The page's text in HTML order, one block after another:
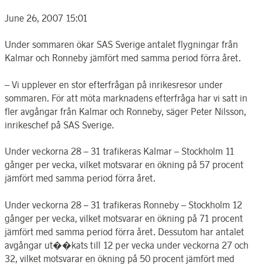
June 26, 2007 15:01
Under sommaren ökar SAS Sverige antalet flygningar från
Kalmar och Ronneby jämfört med samma period förra året.
– Vi upplever en stor efterfrågan på inrikesresor under
sommaren. För att möta marknadens efterfråga har vi satt in
fler avgångar från Kalmar och Ronneby, säger Peter Nilsson,
inrikeschef på SAS Sverige.
Under veckorna 28 – 31 trafikeras Kalmar – Stockholm 11
gånger per vecka, vilket motsvarar en ökning på 57 procent
jämfört med samma period förra året.
Under veckorna 28 – 31 trafikeras Ronneby – Stockholm 12
gånger per vecka, vilket motsvarar en ökning på 71 procent
jämfört med samma period förra året. Dessutom har antalet
avgångar ut��kats till 12 per vecka under veckorna 27 och
32, vilket motsvarar en ökning på 50 procent jämfört med